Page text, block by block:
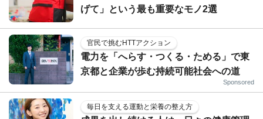
げて」という最も重要なモノ2選
官民で挑むHTTアクション
電力を「へらす・つくる・ためる」で東
京都と企業が歩む持続可能社会への道
Sponsored
毎日を支える運動と栄養の整え方